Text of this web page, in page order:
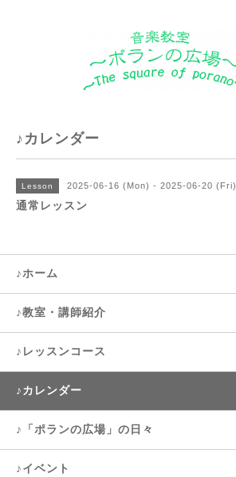
♪カレンダー
Lesson 2025-06-16 (Mon) - 2025-06-20 (Fri)
通常レッスン
♪ホーム
♪教室・講師紹介
♪レッスンコース
♪カレンダー
♪「ポランの広場」の日々
♪イベント